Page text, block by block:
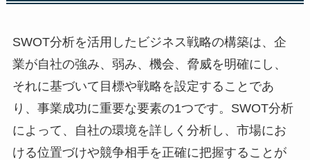
SWOT分析を活用したビジネス戦略の構築は、企
業が自社の強み、弱み、機会、脅威を明確にし、
それに基づいて目標や戦略を設定することであ
り、事業成功に重要な要素の1つです。SWOT分析
によって、自社の環境を詳しく分析し、市場にお
ける位置づけや競争相手を正確に把握することが